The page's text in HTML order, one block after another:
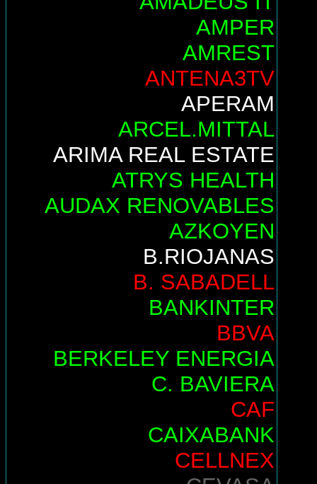
AMPER
AMREST
ANTENA3TV
APERAM
ARCEL.MITTAL
ARIMA REAL ESTATE
ATRYS HEALTH
AUDAX RENOVABLES
AZKOYEN
B.RIOJANAS
B. SABADELL
BANKINTER
BBVA
BERKELEY ENERGIA
C. BAVIERA
CAF
CAIXABANK
CELLNEX